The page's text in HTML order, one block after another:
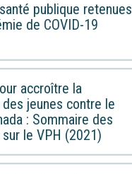
publique retenues
de COVID-19
accroître la
jeunes contre le
: Sommaire des
le VPH (2021)